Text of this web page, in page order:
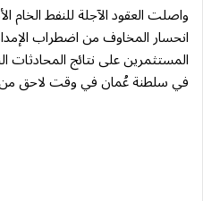
واصلت العقود الآجلة للنفط الخام
انحسار المخاوف من اضطراب
المستثمرين على نتائج المحادثات
في سلطنة عُمان في وقت لاحق من